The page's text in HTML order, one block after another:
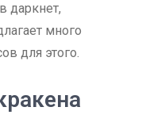
даркнет,
много
для этого.